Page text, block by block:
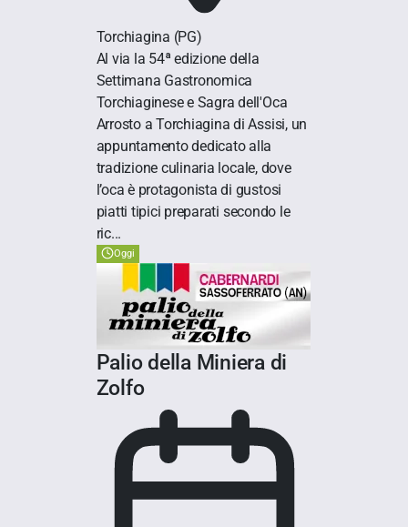
Torchiagina (PG)
Al via la 54ª edizione della
Settimana Gastronomica
Torchiaginese e Sagra dell'Oca
Arrosto a Torchiagina di Assisi, un
appuntamento dedicato alla
tradizione culinaria locale, dove
l’oca è protagonista di gustosi
piatti tipici preparati secondo le
ric...
Oggi
Palio della Miniera di
Zolfo